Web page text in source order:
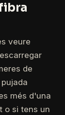
veure
de
més d'una
o si tens un